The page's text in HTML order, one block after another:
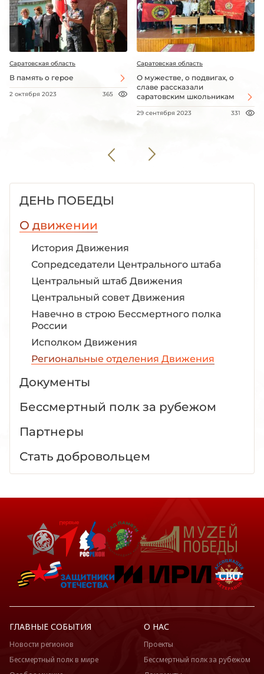
Саратовская область
В память о герое
2 октября 2023 365
Саратовская область
О мужестве, о подвигах, о
славе рассказали
саратовским школьникам
29 сентября 2023 331
ДЕНЬ ПОБЕДЫ
О движении
История Движения
Сопредседатели Центрального штаба
Центральный штаб Движения
Центральный совет Движения
Навечно в строю Бессмертного полка
России
Исполком Движения
Региональные отделения Движения
Документы
Бессмертный полк за рубежом
Партнеры
Стать добровольцем
ГЛАВНЫЕ СОБЫТИЯ
Новости регионов
Бессмертный полк в мире
О НАС
Проекты
Бессмертный полк за рубежом